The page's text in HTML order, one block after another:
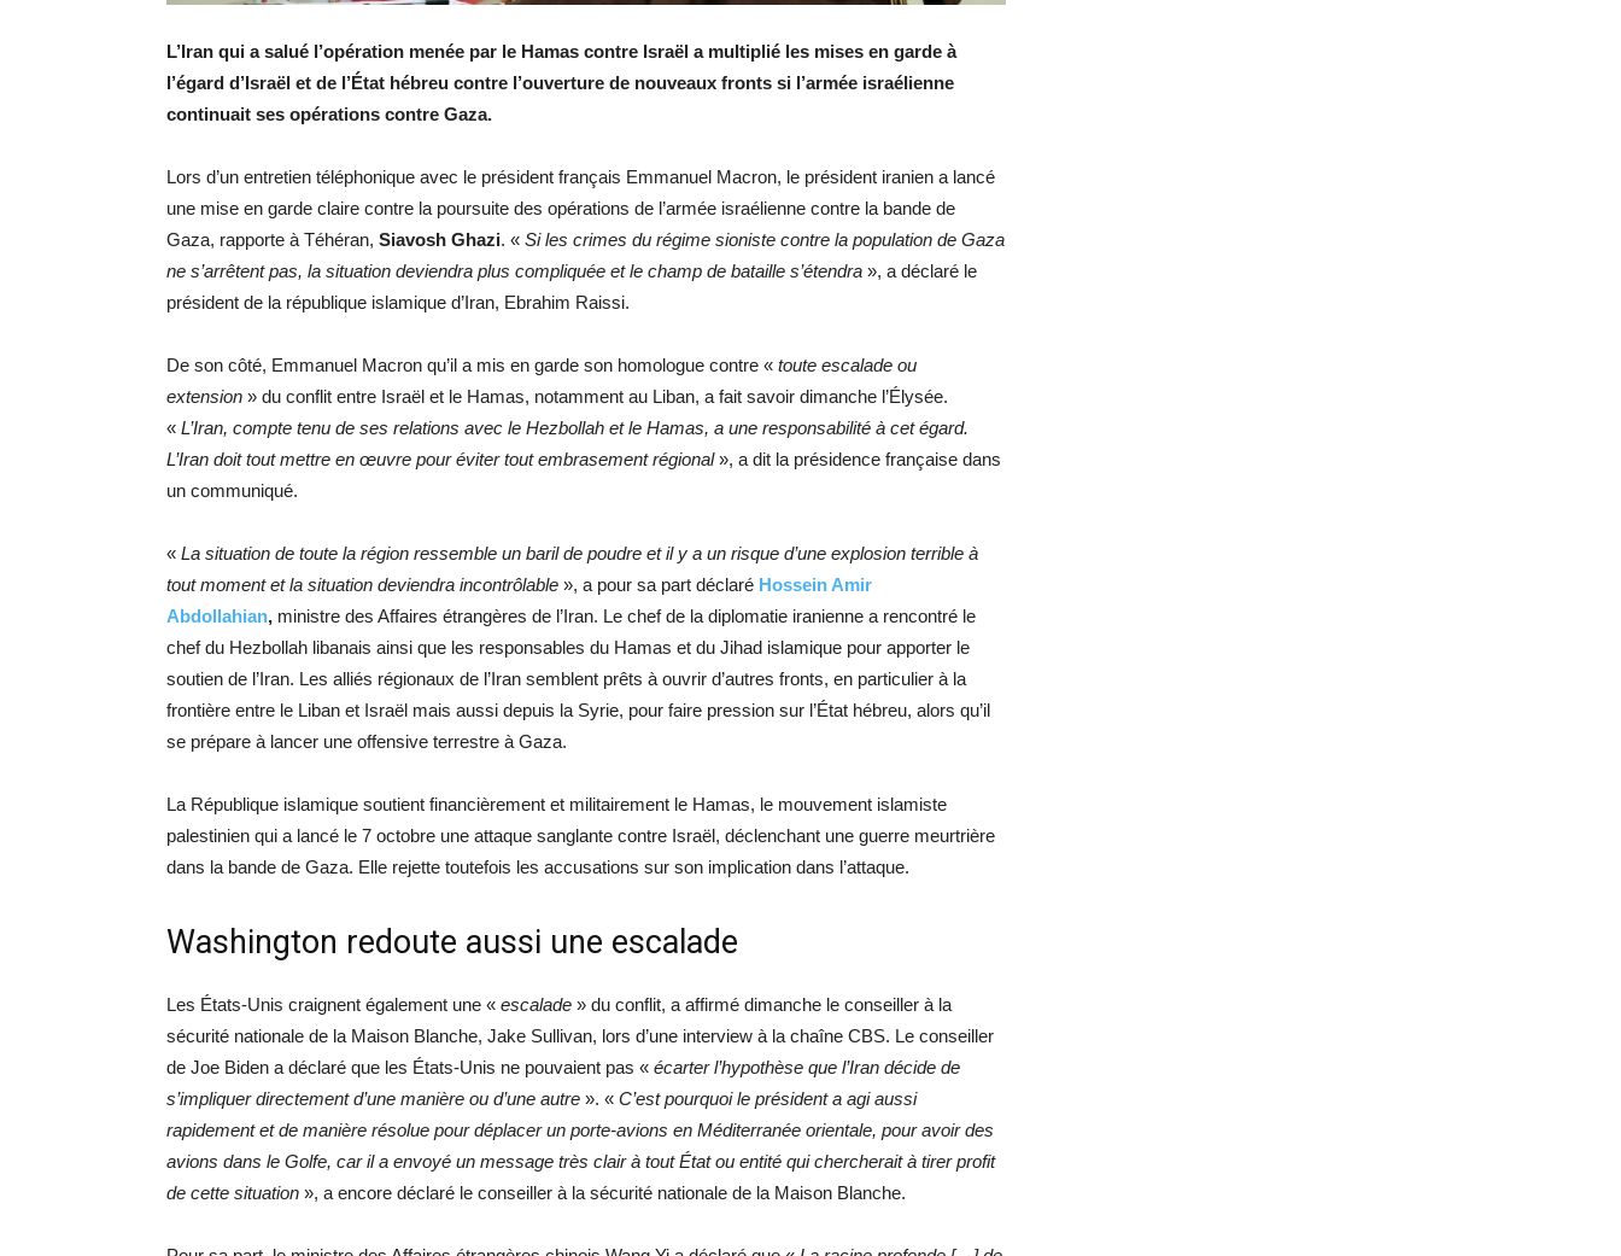
L’Iran qui a salué l’opération menée par le Hamas contre Israël a multiplié les mises en garde à
l’égard d’Israël et de l’État hébreu contre l’ouverture de nouveaux fronts si l’armée israélienne
continuait ses opérations contre Gaza.
Lors d’un entretien téléphonique avec le président français Emmanuel Macron, le président iranien a lancé
une mise en garde claire contre la poursuite des opérations de l’armée israélienne contre la bande de
Gaza, rapporte à Téhéran, Siavosh Ghazi. « Si les crimes du régime sioniste contre la population de Gaza
ne s’arrêtent pas, la situation deviendra plus compliquée et le champ de bataille s’étendra », a déclaré le
président de la république islamique d’Iran, Ebrahim Raissi.
De son côté, Emmanuel Macron qu’il a mis en garde son homologue contre « toute escalade ou
extension » du conflit entre Israël et le Hamas, notamment au Liban, a fait savoir dimanche l’Élysée.
« L’Iran, compte tenu de ses relations avec le Hezbollah et le Hamas, a une responsabilité à cet égard.
L’Iran doit tout mettre en œuvre pour éviter tout embrasement régional», a dit la présidence française dans
un communiqué.
« La situation de toute la région ressemble un baril de poudre et il y a un risque d’une explosion terrible à
tout moment et la situation deviendra incontrôlable », a pour sa part déclaré Hossein Amir
Abdollahian, ministre des Affaires étrangères de l’Iran. Le chef de la diplomatie iranienne a rencontré le
chef du Hezbollah libanais ainsi que les responsables du Hamas et du Jihad islamique pour apporter le
soutien de l’Iran. Les alliés régionaux de l’Iran semblent prêts à ouvrir d’autres fronts, en particulier à la
frontière entre le Liban et Israël mais aussi depuis la Syrie, pour faire pression sur l’État hébreu, alors qu’il
se prépare à lancer une offensive terrestre à Gaza.
La République islamique soutient financièrement et militairement le Hamas, le mouvement islamiste
palestinien qui a lancé le 7 octobre une attaque sanglante contre Israël, déclenchant une guerre meurtrière
dans la bande de Gaza. Elle rejette toutefois les accusations sur son implication dans l’attaque.
Washington redoute aussi une escalade
Les États-Unis craignent également une « escalade » du conflit, a affirmé dimanche le conseiller à la
sécurité nationale de la Maison Blanche, Jake Sullivan, lors d’une interview à la chaîne CBS. Le conseiller
de Joe Biden a déclaré que les États-Unis ne pouvaient pas « écarter l’hypothèse que l’Iran décide de
s’impliquer directement d’une manière ou d’une autre ». « C’est pourquoi le président a agi aussi
rapidement et de manière résolue pour déplacer un porte-avions en Méditerranée orientale, pour avoir des
avions dans le Golfe, car il a envoyé un message très clair à tout État ou entité qui chercherait à tirer profit
de cette situation », a encore déclaré le conseiller à la sécurité nationale de la Maison Blanche.